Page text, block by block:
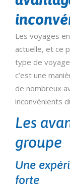
Les voyages
actuelle, et ce
type de
c’est une
de nombreux
inconvénients
Les
groupe
Une
forte